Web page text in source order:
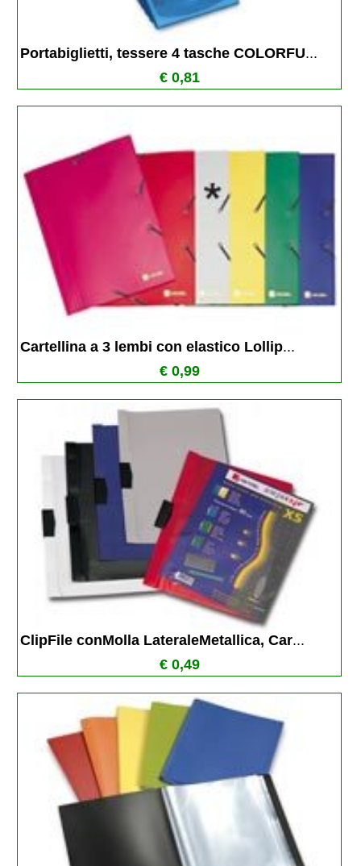
Portabiglietti, tessere 4 tasche COLORFU...
€ 0,81
Cartellina a 3 lembi con elastico Lollip...
€ 0,99
ClipFile conMolla LateraleMetallica, Car...
€ 0,49